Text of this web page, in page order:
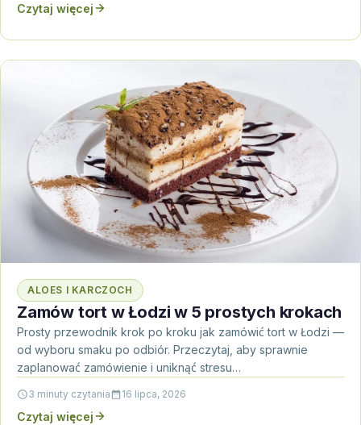
Czytaj więcej
ALOES I KARCZOCH
Zamów tort w Łodzi w 5 prostych krokach
Prosty przewodnik krok po kroku jak zamówić tort w Łodzi —
od wyboru smaku po odbiór. Przeczytaj, aby sprawnie
zaplanować zamówienie i uniknąć stresu…
3 minuty czytania 16 lipca, 2026
Czytaj więcej